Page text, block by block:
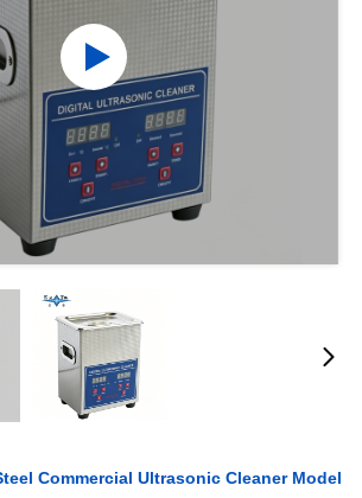
Commercial Ultrasonic Cleaner Model